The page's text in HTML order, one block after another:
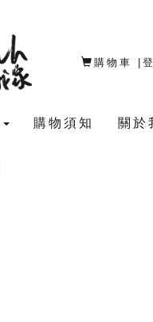
購物須知 關於
購物車 |